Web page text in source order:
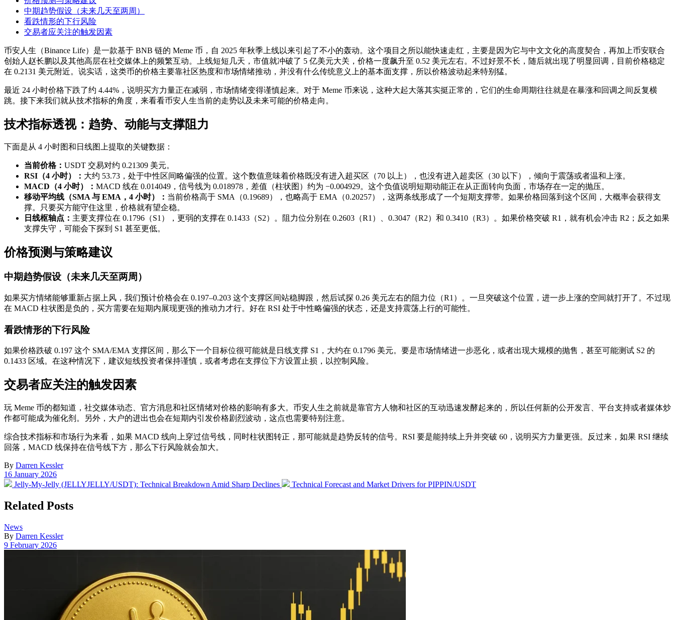
中期趋势假设（未来几天至两周）
看跌情形的下行风险
交易者应关注的触发因素
币安人生（Binance Life）是一款基于 BNB 链的 Meme 币，自 2025 年秋季上线以来引起了不小的轰动。这个项目之所以能快速走红，主要是因为它与中文文化的高度契合，再加上币安联合
创始人赵长鹏以及其他高层在社交媒体上的频繁互动。上线短短几天，市值就冲破了 5 亿美元大关，价格一度飙升至 0.52 美元左右。不过好景不长，随后就出现了明显回调，目前价格稳定
在 0.2131 美元附近。说实话，这类币的价格主要靠社区热度和市场情绪推动，并没有什么传统意义上的基本面支撑，所以价格波动起来特别猛。
最近 24 小时价格下跌了约 4.44%，说明买方力量正在减弱，市场情绪变得谨慎起来。对于 Meme 币来说，这种大起大落其实挺正常的，它们的生命周期往往就是在暴涨和回调之间反复横
跳。接下来我们就从技术指标的角度，来看看币安人生当前的走势以及未来可能的价格走向。
技术指标透视：趋势、动能与支撑阻力
下面是从 4 小时图和日线图上提取的关键数据：
当前价格： USDT 交易对约 0.21309 美元。
RSI（4 小时）： 大约 53.73，处于中性区间略偏强的位置。这个数值意味着价格既没有进入超买区（70 以上），也没有进入超卖区（30 以下），倾向于震荡或者温和上涨。
MACD（4 小时）： MACD 线在 0.014049，信号线为 0.018978，差值（柱状图）约为 −0.004929。这个负值说明短期动能正在从正面转向负面，市场存在一定的抛压。
移动平均线（SMA 与 EMA，4 小时）： 当前价格高于 SMA（0.19689），也略高于 EMA（0.20257），这两条线形成了一个短期支撑带。如果价格回落到这个区间，大概率会获得支
撑。只要买方能守住这里，价格就有望企稳。
日线枢轴点： 主要支撑位在 0.1796（S1），更弱的支撑在 0.1433（S2）。阻力位分别在 0.2603（R1）、0.3047（R2）和 0.3410（R3）。如果价格突破 R1，就有机会冲击 R2；反之如果
支撑失守，可能会下探到 S1 甚至更低。
价格预测与策略建议
中期趋势假设（未来几天至两周）
如果买方情绪能够重新占据上风，我们预计价格会在 0.197–0.203 这个支撑区间站稳脚跟，然后试探 0.26 美元左右的阻力位（R1）。一旦突破这个位置，进一步上涨的空间就打开了。不过现
在 MACD 柱状图是负的，买方需要在短期内展现更强的推动力才行。好在 RSI 处于中性略偏强的状态，还是支持震荡上行的可能性。
看跌情形的下行风险
如果价格跌破 0.197 这个 SMA/EMA 支撑区间，那么下一个目标位很可能就是日线支撑 S1，大约在 0.1796 美元。要是市场情绪进一步恶化，或者出现大规模的抛售，甚至可能测试 S2 的
0.1433 区域。在这种情况下，建议短线投资者保持谨慎，或者考虑在支撑位下方设置止损，以控制风险。
交易者应关注的触发因素
玩 Meme 币的都知道，社交媒体动态、官方消息和社区情绪对价格的影响有多大。币安人生之前就是靠官方人物和社区的互动迅速发酵起来的，所以任何新的公开发言、平台支持或者媒体炒
作都可能成为催化剂。另外，大户的进出也会在短期内引发价格剧烈波动，这点也需要特别注意。
综合技术指标和市场行为来看，如果 MACD 线向上穿过信号线，同时柱状图转正，那可能就是趋势反转的信号。RSI 要是能持续上升并突破 60，说明买方力量更强。反过来，如果 RSI 继续
回落，MACD 线保持在信号线下方，那么下行风险就会加大。
By Darren Kessler
Post
date
16 January 2026
Previous
Jelly-My-Jelly (JELLYJELLY/USDT): Technical Breakdown Amid Sharp Declines
Next
Technical Forecast and Market Drivers for PIPPIN/USDT
Related Posts
Posted
in
News
By Darren Kessler
Post
9 February 2026